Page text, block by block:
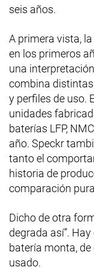
seis años.
A primera vista,
en los primeros
una
combina
y perfiles de uso.
unidades
baterías LFP,
año. Speckr
tanto el
historia de
comparación
Dicho de otra
degrada así”.
batería monta,
usado.